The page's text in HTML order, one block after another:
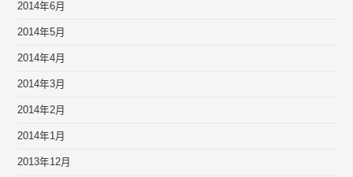
2014年6月
2014年5月
2014年4月
2014年3月
2014年2月
2014年1月
2013年12月